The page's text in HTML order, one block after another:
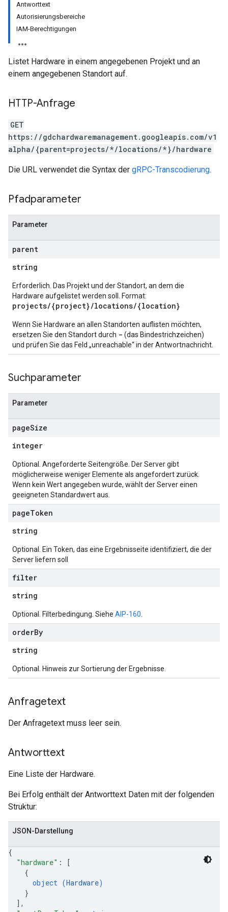
Antworttext
Autorisierungsbereiche
IAM-Berechtigungen
Listet Hardware in einem angegebenen Projekt und an
einem angegebenen Standort auf.
HTTP-Anfrage
GET
https://gdchardwaremanagement.googleapis.com/v1
alpha/{parent=projects/*/locations/*}/hardware
Die URL verwendet die Syntax der gRPC-Transcodierung.
Pfadparameter
Parameter
parent
string
Erforderlich. Das Projekt und der Standort, an dem die
Hardware aufgelistet werden soll. Format:
projects/{project}/locations/{location}
Wenn Sie Hardware an allen Standorten auflisten möchten,
ersetzen Sie den Standort durch - (das Bindestrichzeichen)
und prüfen Sie das Feld „unreachable“ in der Antwortnachricht.
Suchparameter
Parameter
pageSize
integer
Optional. Angeforderte Seitengröße. Der Server gibt
möglicherweise weniger Elemente als angefordert zurück.
Wenn kein Wert angegeben wurde, wählt der Server einen
geeigneten Standardwert aus.
pageToken
string
Optional. Ein Token, das eine Ergebnisseite identifiziert, die der
Server liefern soll
filter
string
Optional. Filterbedingung. Siehe AIP-160
orderBy
string
Optional. Hinweis zur Sortierung der Ergebnisse.
Anfragetext
Der Anfragetext muss leer sein.
Antworttext
Eine Liste der Hardware.
Bei Erfolg enthält der Antworttext Daten mit der folgenden
Struktur:
JSON-Darstellung
{
"hardware" :
[
{
object (Hardware)
}
] ,